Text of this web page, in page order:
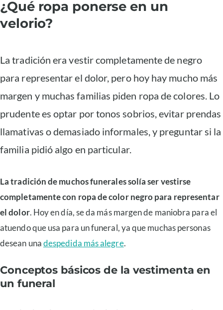
¿Qué ropa ponerse en un
velorio?
La tradición era vestir completamente de negro
para representar el dolor, pero hoy hay mucho más
margen y muchas familias piden ropa de colores. Lo
prudente es optar por tonos sobrios, evitar prendas
llamativas o demasiado informales, y preguntar si la
familia pidió algo en particular.
La tradición de muchos funerales solía ser vestirse
completamente con ropa de color negro para representar
el dolor. Hoy en día, se da más margen de maniobra para el
atuendo que usa para un funeral, ya que muchas personas
desean unadespedida más alegre.
Conceptos básicos de la vestimenta en
un funeral